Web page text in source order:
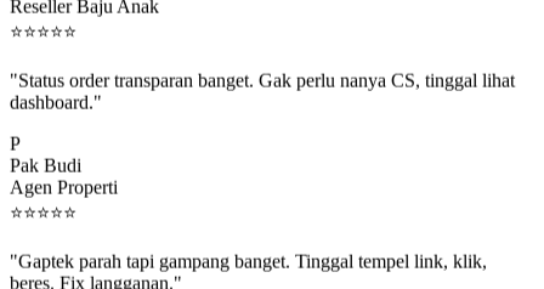
⭐⭐⭐⭐⭐
dashboard."
Pak Budi
Agen Properti
⭐⭐⭐⭐⭐
beres. Fix langganan."